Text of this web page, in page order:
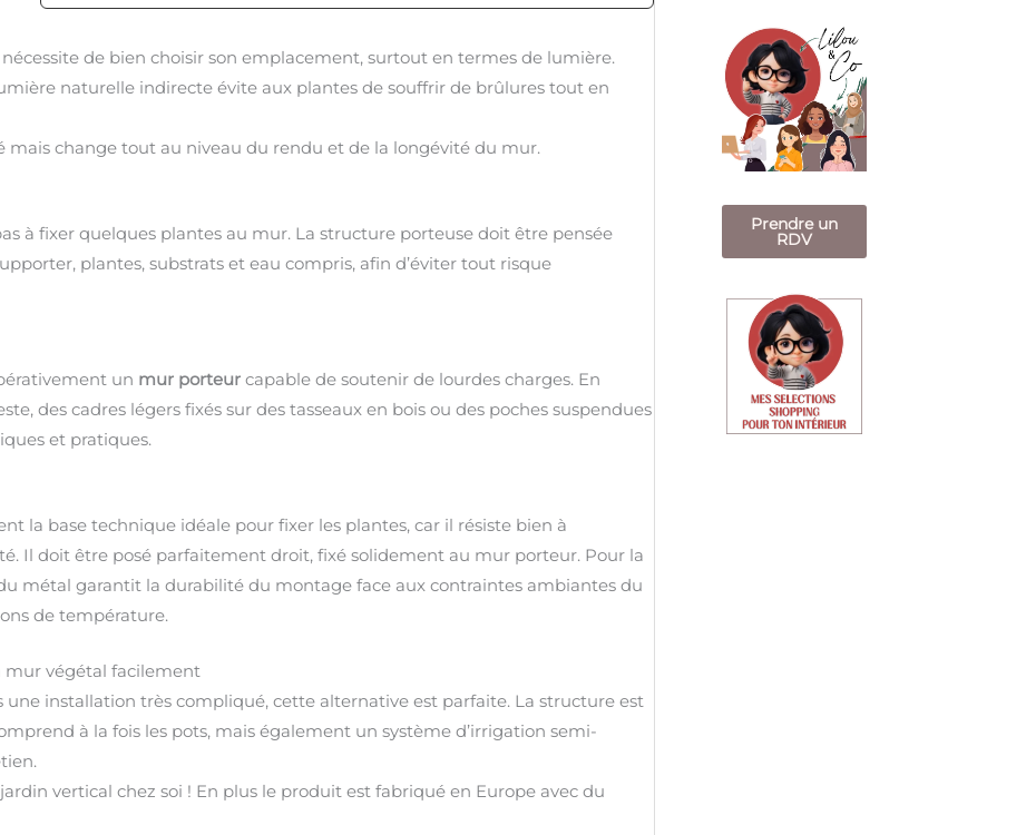
de bien choisir son emplacement, surtout en termes de lumière.
naturelle indirecte évite aux plantes de souffrir de brûlures tout en
mais change tout au niveau du rendu et de la longévité du mur.
à fixer quelques plantes au mur. La structure porteuse doit être pensée
plantes, substrats et eau compris, afin d’éviter tout risque
un mur porteur capable de soutenir de lourdes charges. En
des cadres légers fixés sur des tasseaux en bois ou des poches suspendues
et pratiques.
la base technique idéale pour fixer les plantes, car il résiste bien à
Il doit être posé parfaitement droit, fixé solidement au mur porteur. Pour la
métal garantit la durabilité du montage face aux contraintes ambiantes du
de température.
mur végétal facilement
une installation très compliqué, cette alternative est parfaite. La structure est
à la fois les pots, mais également un système d’irrigation semi-
vertical chez soi ! En plus le produit est fabriqué en Europe avec du
Prendre un
RDV